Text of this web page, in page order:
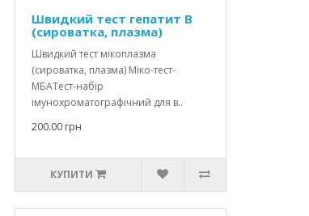
Швидкий тест гепатит В
(сироватка, плазма)
Швидкий тест мікоплазма
(сироватка, плазма) Міко-тест-
МБАТест-набір
імунохроматографічний для в..
200.00 грн
КУПИТИ